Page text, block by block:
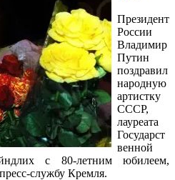
Президент
России
Владимир
Путин
поздравил
народную
артистку
СССР,
лауреата
Государст
венной
с 80-летним юбилеем,
службу Кремля.